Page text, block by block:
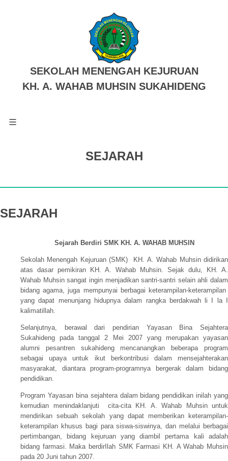
SEKOLAH MENENGAH KEJURUAN
KH. A. WAHAB MUHSIN SUKAHIDENG
SEJARAH
SEJARAH
Sejarah Berdiri SMK KH. A. WAHAB MUHSIN
Sekolah Menengah Kejuruan (SMK) KH. A. Wahab Muhsin didirikan
atas dasar pemikiran KH. A. Wahab Muhsin. Sejak dulu, KH. A.
Wahab Muhsin sangat ingin menjadikan santri-santri selain ahli dalam
bidang agama, juga mempunyai berbagai keterampilan-keterampilan
yang dapat menunjang hidupnya dalam rangka berdakwah li I la I
kalimatillah.
Selanjutnya, berawal dari pendirian Yayasan Bina Sejahtera
Sukahideng pada tanggal 2 Mei 2007 yang merupakan yayasan
alumni pesantren sukahideng mencanangkan beberapa program
sebagai upaya untuk ikut berkontribusi dalam mensejahterakan
masyarakat, diantara program-programnya bergerak dalam bidang
pendidikan.
Program Yayasan bina sejahtera dalam bidang pendidikan inilah yang
kemudian menindaklanjuti cita-cita KH. A. Wahab Muhsin untuk
mendirikan sebuah sekolah yang dapat memberikan keterampilan-
keterampilan khusus bagi para siswa-siswinya, dan melalui berbagai
pertimbangan, bidang kejuruan yang diambil pertama kali adalah
bidang farmasi. Maka berdirIlah SMK Farmasi KH. A Wahab Muhsin
pada 20 Juni tahun 2007.